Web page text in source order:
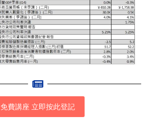
免費講座 立即按此登記